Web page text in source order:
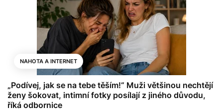
NAHOTA A INTERNET
„Podívej, jak se na tebe těším!“ Muži většinou nechtějí
ženy šokovat, intimní fotky posílají z jiného důvodu,
říká odbornice